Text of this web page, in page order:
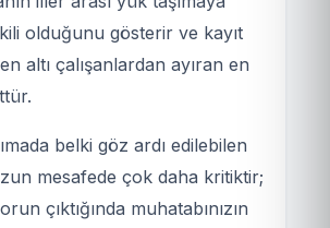
olduğunu gösterir ve kayıt
altı çalışanlardan ayıran en
belki göz ardı edilebilen
mesafede çok daha kritiktir;
çıktığında muhatabınızın